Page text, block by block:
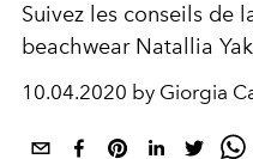
Suivez les conseils de
beachwear Natallia
10.04.2020 by Giorgia